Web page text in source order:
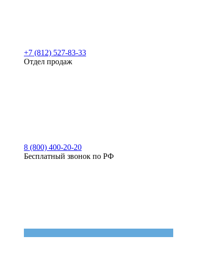
+7 (812) 527-83-33
Отдел продаж
8 (800) 400-20-20
Бесплатный звонок по РФ